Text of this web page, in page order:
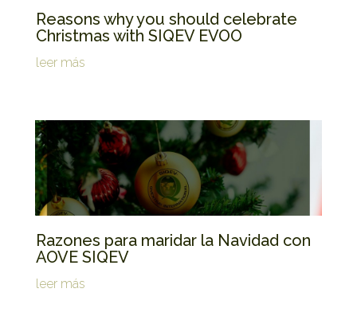
Reasons why you should celebrate
Christmas with SIQEV EVOO
leer más
Razones para maridar la Navidad con
AOVE SIQEV
leer más